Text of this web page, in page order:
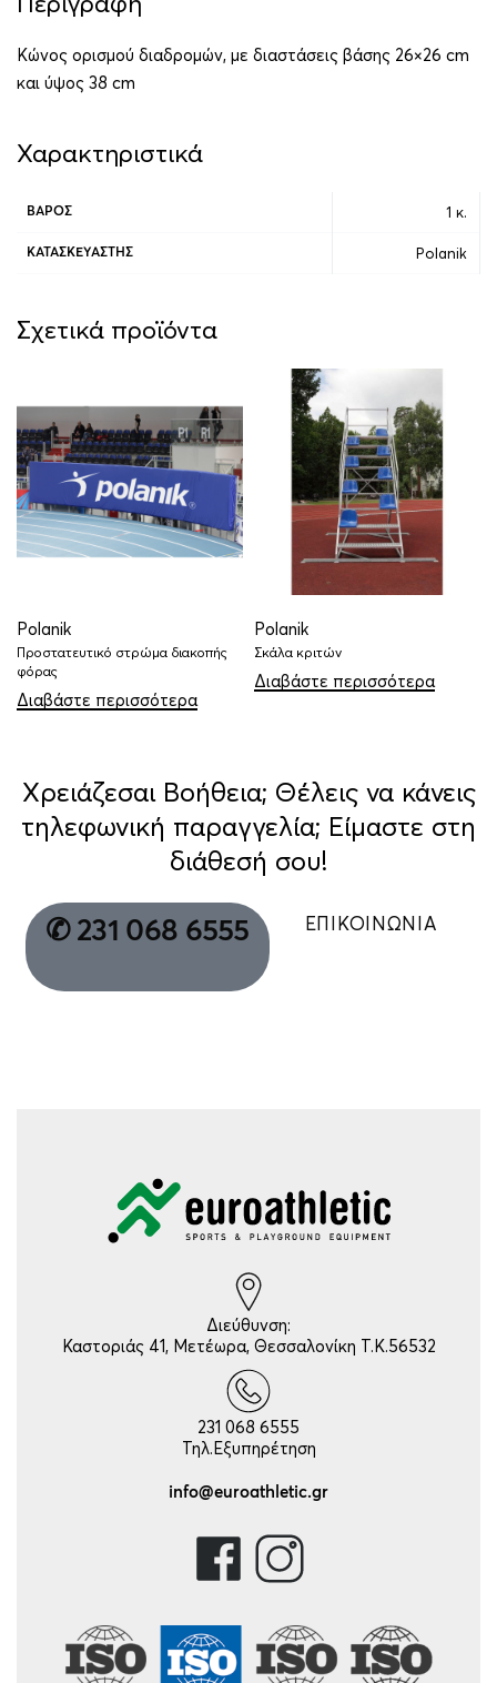
Κώνος ορισμού διαδρομών, με διαστάσεις βάσης 26×26 cm
και ύψος 38 cm
Χαρακτηριστικά
ΒΆΡΟΣ 1 κ.
ΚΑΤΑΣΚΕΥΑΣΤΉΣ Polanik
Σχετικά προϊόντα
Polanik
Προστατευτικό στρώμα διακοπής
φόρας
Διαβάστε περισσότερα
Polanik
Σκάλα κριτών
Διαβάστε περισσότερα
Χρειάζεσαι Βοήθεια; Θέλεις να κάνεις
τηλεφωνική παραγγελία; Είμαστε στη
διάθεσή σου!
✆ 231 068 6555 ΕΠΙΚΟΙΝΩΝΙΑ
Διεύθυνση:
Καστοριάς 41, Μετέωρα, Θεσσαλονίκη Τ.Κ.56532
231 068 6555
Τηλ.Εξυπηρέτηση
info@euroathletic.gr